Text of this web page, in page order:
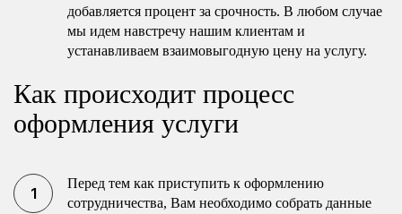
добавляется процент за срочность. В любом случае
мы идем навстречу нашим клиентам и
устанавливаем взаимовыгодную цену на услугу.
Как происходит процесс
оформления услуги
Перед тем как приступить к оформлению
сотрудничества, Вам необходимо собрать данные